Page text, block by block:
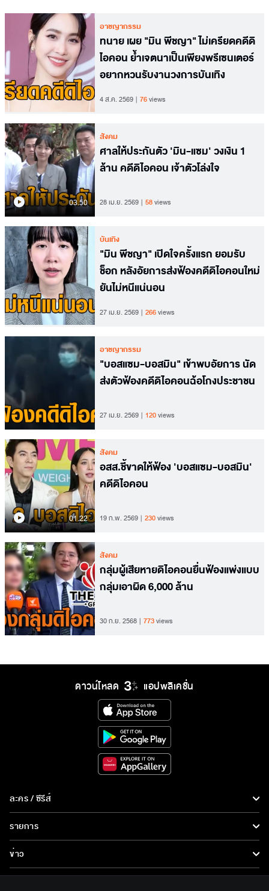
อาชญากรรม
ทนาย เผย "มิน พีชญา" ไม่เครียดคดีดิ
ไอคอน ย้ำเจตนาเป็นเพียงพรีเซนเตอร์
อยากหวนรับงานวงการบันเทิง
4 ส.ค. 2569 76views
03.50
สังคม
ศาลให้ประกันตัว 'มิน-แซม' วงเงิน 1
ล้าน คดีดิไอคอน เจ้าตัวโล่งใจ
28 เม.ย. 2569 58views
บันเทิง
"มิน พีชญา" เปิดใจครั้งแรก ยอมรับ
ช็อก หลังอัยการส่งฟ้องคดีดิไอคอนใหม่
ยันไม่หนีแน่นอน
27 เม.ย. 2569 266views
อาชญากรรม
"บอสแซม-บอสมิน" เข้าพบอัยการ นัด
ส่งตัวฟ้องคดีดิไอคอนฉ้อโกงประชาชน
27 เม.ย. 2569 120views
01.22
สังคม
อสส.ชี้ขาดให้ฟ้อง 'บอสแซม-บอสมิน'
คดีดิไอคอน
19 ก.พ. 2569 230views
สังคม
กลุ่มผู้เสียหายดิไอคอนยื่นฟ้องแพ่งแบบ
กลุ่มเอาผิด 6,000 ล้าน
30 ก.ย. 2568 773views
ดาวน์โหลด แอปพลิเคชั่น
ละคร / ซีรีส์
ละคร/ซีรีส์
ซีรีส์นานาชาติ
การ์ตูน & เกม
รายการ
รายการทั้งหมด
ข่าว
ข่าวทั้งหมด